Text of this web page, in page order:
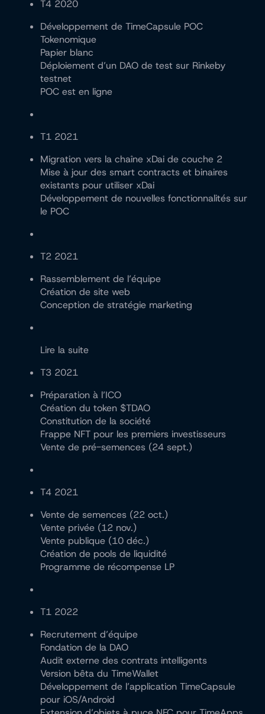
T4 2020
Développement de TimeCapsule POC
Tokenomique
Papier blanc
Déploiement d’un DAO de test sur Rinkeby
testnet
POC est en ligne
T1 2021
Migration vers la chaîne xDai de couche 2
Mise à jour des smart contracts et binaires
existants pour utiliser xDai
Développement de nouvelles fonctionnalités sur
le POC
T2 2021
Rassemblement de l’équipe
Création de site web
Conception de stratégie marketing
Lire la suite
T3 2021
Préparation à l’ICO
Création du token $TDAO
Constitution de la société
Frappe NFT pour les premiers investisseurs
Vente de pré-semences (24 sept.)
T4 2021
Vente de semences (22 oct.)
Vente privée (12 nov.)
Vente publique (10 déc.)
Création de pools de liquidité
Programme de récompense LP
T1 2022
Recrutement d’équipe
Fondation de la DAO
Audit externe des contrats intelligents
Version bêta du TimeWallet
Développement de l’application TimeCapsule
pour iOS/Android